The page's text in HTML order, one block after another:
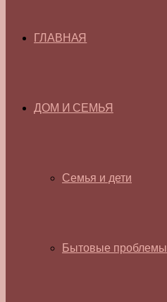
ГЛАВНАЯ
ДОМ И СЕМЬЯ
Семья и дети
Бытовые проблемы